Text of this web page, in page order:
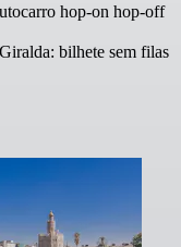
hop-on hop-off
bilhete sem filas